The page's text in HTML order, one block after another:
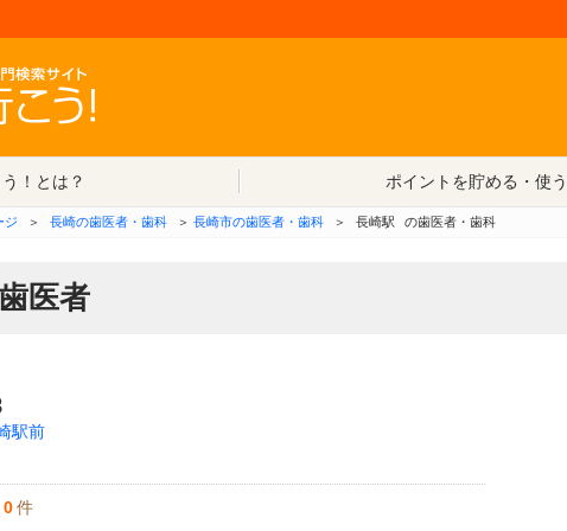
！とは？
ポイントを貯める・使う
ジ ＞ 長崎の歯医者・歯科 ＞ 長崎市の歯医者・歯科 ＞ 長崎駅 の歯医者・歯科
医者
駅前
0 件